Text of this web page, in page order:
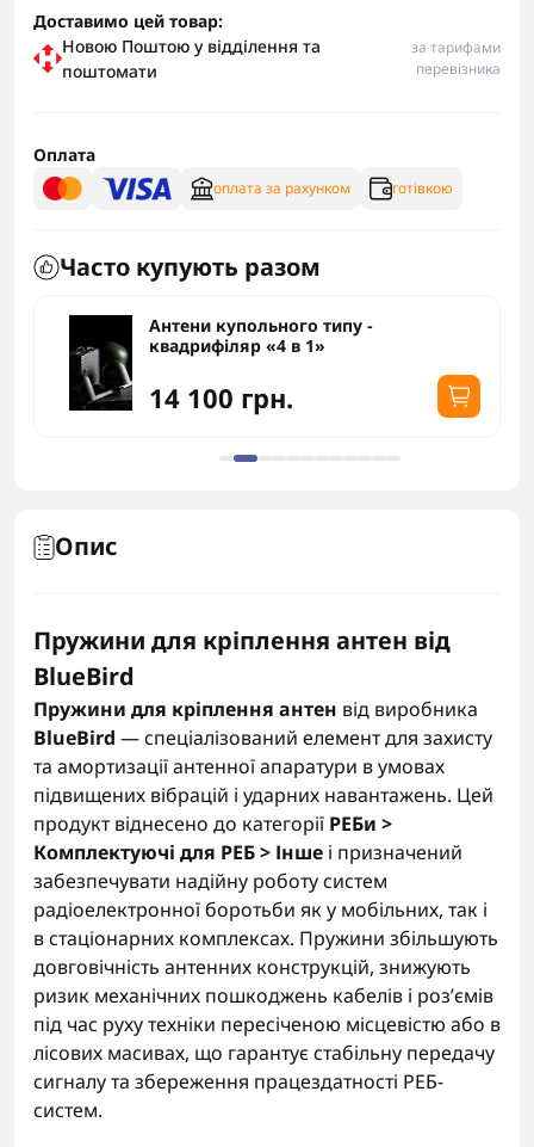
Доставимо цей товар:
Новою Поштою у відділення та
поштомати
за тарифами
перевізника
Оплата
оплата за рахунком готівкою
Часто купують разом
Антени купольного типу -
квадрифіляр «4 в 1»
14 100 грн.
Опис
Пружини для кріплення антен від
BlueBird
Пружини для кріплення антен від виробника
BlueBird — спеціалізований елемент для захисту
та амортизації антенної апаратури в умовах
підвищених вібрацій і ударних навантажень. Цей
продукт віднесено до категорії РЕБи >
Комплектуючі для РЕБ > Інше і призначений
забезпечувати надійну роботу систем
радіоелектронної боротьби як у мобільних, так і
в стаціонарних комплексах. Пружини збільшують
довговічність антенних конструкцій, знижують
ризик механічних пошкоджень кабелів і роз’ємів
під час руху техніки пересіченою місцевістю або в
лісових масивах, що гарантує стабільну передачу
сигналу та збереження працездатності РЕБ-
систем.